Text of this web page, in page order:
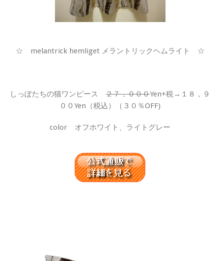
☆ melantrick hemliget メラントリックヘムライト ☆
しっぽたちの猫ワンピース ２７，０００Yen+税→１８，９
００Yen（税込）（３０％OFF)
color オフホワイト、ライトグレー